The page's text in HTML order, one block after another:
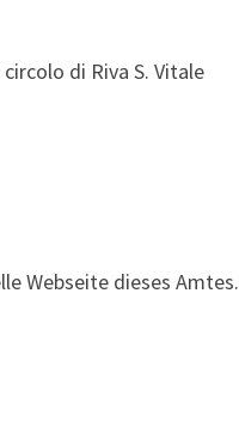
di Riva S. Vitale
Webseite dieses Amtes.